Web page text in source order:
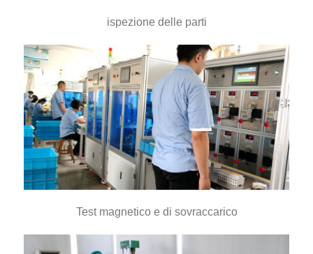
ispezione delle parti
Test magnetico e di sovraccarico